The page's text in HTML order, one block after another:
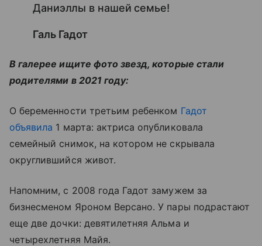
Даниэллы в нашей семье!
Галь Гадот
В галерее ищите фото звезд, которые стали
родителями в 2021 году:
О беременности третьим ребенком Гадот
объявила 1 марта: актриса опубликовала
семейный снимок, на котором не скрывала
округлившийся живот.
Напомним, с 2008 года Гадот замужем за
бизнесменом Яроном Версано. У пары подрастают
еще две дочки: девятилетняя Альма и
четырехлетняя Майя.